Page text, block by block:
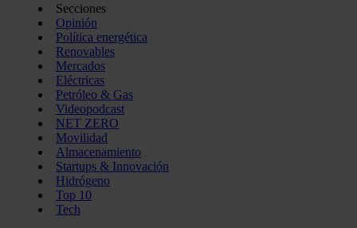
Secciones
Opinión
Política energética
Renovables
Mercados
Eléctricas
Petróleo & Gas
Videopodcast
NET ZERO
Movilidad
Almacenamiento
Startups & Innovación
Hidrógeno
Top 10
Tech